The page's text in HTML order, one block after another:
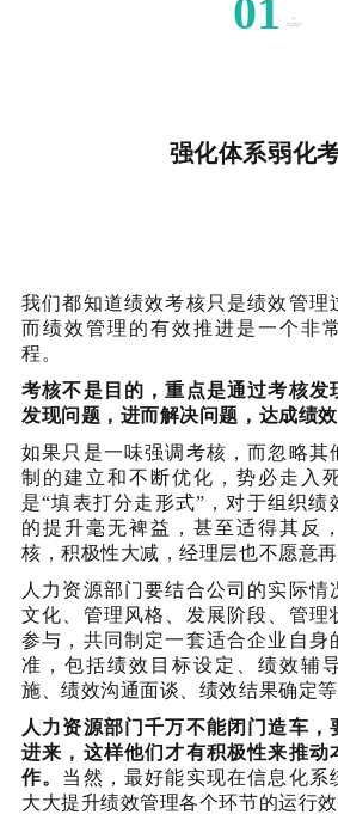
01
强化体系弱化
我们都知道绩效考核只是绩效管理
而绩效管理的有效推进是一个非
程。
考核不是目的，重点是通过考核发
发现问题，进而解决问题，达成绩效
如果只是一味强调考核，而忽略其
制的建立和不断优化，势必走入
是“填表打分走形式”，对于组织绩
的提升毫无裨益，甚至适得其反
核，积极性大减，经理层也不愿意再
人力资源部门要结合公司的实际情
文化、管理风格、发展阶段、管理
参与，共同制定一套适合企业自身
准，包括绩效目标设定、绩效辅
施、绩效沟通面谈、绩效结果确定等
人力资源部门千万不能闭门造车，
进来，这样他们才有积极性来推动
作。 当然，最好能实现在信息化系
大大提升绩效管理各个环节的运行效